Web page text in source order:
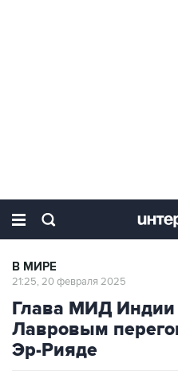
В МИРЕ
21:25, 20 февраля 2025
Глава МИД Индии
Лавровым
Эр-Рияде